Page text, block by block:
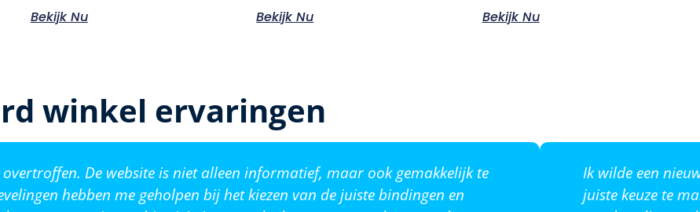
Bekijk Nu Bekijk Nu Bekijk Nu
winkel ervaringen
De website is niet alleen informatief, maar ook gemakkelijk te
hebben me geholpen bij het kiezen van de juiste bindingen en
Ik wilde een
juiste keuze te